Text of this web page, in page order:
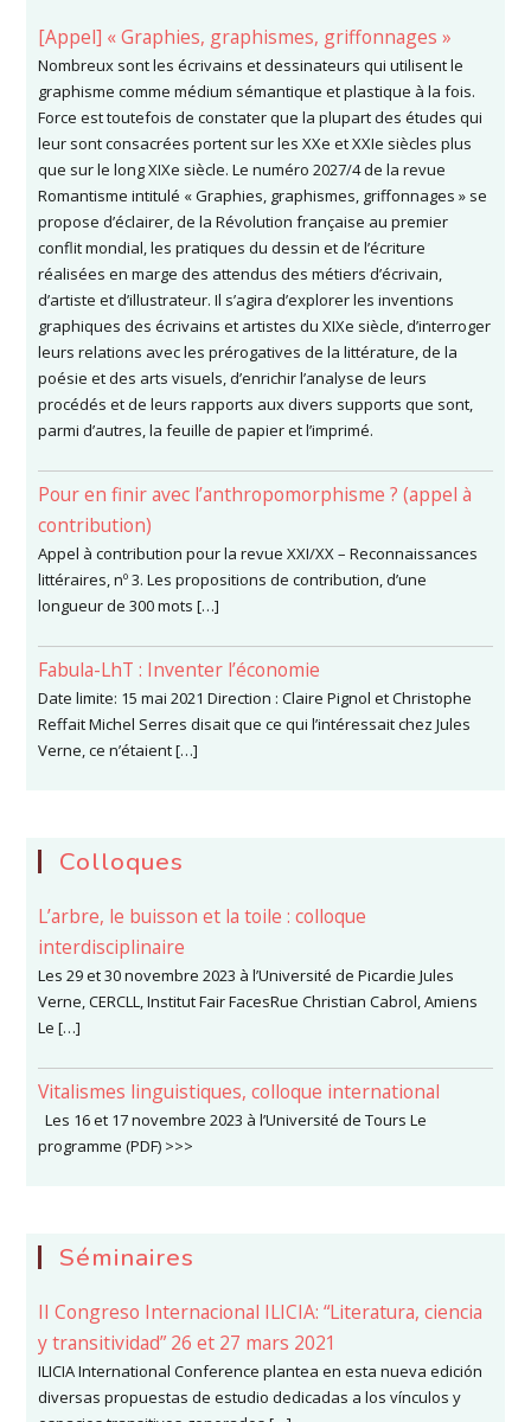
[Appel] « Graphies, graphismes, griffonnages »
Nombreux sont les écrivains et dessinateurs qui utilisent le
graphisme comme médium sémantique et plastique à la fois.
Force est toutefois de constater que la plupart des études qui
leur sont consacrées portent sur les XXe et XXIe siècles plus
que sur le long XIXe siècle. Le numéro 2027/4 de la revue
Romantisme intitulé « Graphies, graphismes, griffonnages » se
propose d’éclairer, de la Révolution française au premier
conflit mondial, les pratiques du dessin et de l’écriture
réalisées en marge des attendus des métiers d’écrivain,
d’artiste et d’illustrateur. Il s’agira d’explorer les inventions
graphiques des écrivains et artistes du XIXe siècle, d’interroger
leurs relations avec les prérogatives de la littérature, de la
poésie et des arts visuels, d’enrichir l’analyse de leurs
procédés et de leurs rapports aux divers supports que sont,
parmi d’autres, la feuille de papier et l’imprimé.
Pour en finir avec l’anthropomorphisme ? (appel à
contribution)
Appel à contribution pour la revue XXI/XX – Reconnaissances
littéraires, nº 3. Les propositions de contribution, d’une
longueur de 300 mots […]
Fabula-LhT : Inventer l’économie
Date limite: 15 mai 2021 Direction : Claire Pignol et Christophe
Reffait Michel Serres disait que ce qui l’intéressait chez Jules
Verne, ce n’étaient […]
Colloques
L’arbre, le buisson et la toile : colloque
interdisciplinaire
Les 29 et 30 novembre 2023 à l’Université de Picardie Jules
Verne, CERCLL, Institut Fair FacesRue Christian Cabrol, Amiens
Le […]
Vitalismes linguistiques, colloque international
Les 16 et 17 novembre 2023 à l’Université de Tours Le
programme (PDF) >>>
Séminaires
II Congreso Internacional ILICIA: “Literatura, ciencia
y transitividad” 26 et 27 mars 2021
ILICIA International Conference plantea en esta nueva edición
diversas propuestas de estudio dedicadas a los vínculos y